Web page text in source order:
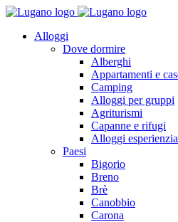
Alloggi
Dove dormire
Alberghi
Appartamenti e
Camping
Alloggi per gruppi
Agriturismi
Capanne e rifugi
Alloggi
Paesi
Bigorio
Breno
Brè
Canobbio
Carona